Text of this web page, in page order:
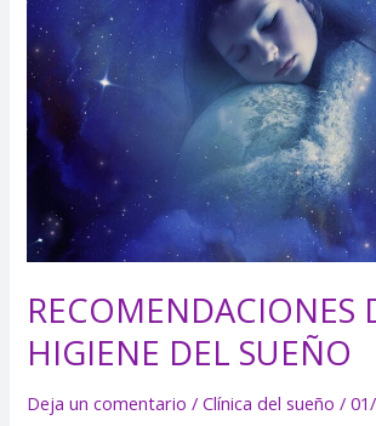
RECOMENDACIONES
HIGIENE DEL SUEÑO
Deja un comentario /Clínica del sueño /
HIGIENE
DEL
SUEÑO